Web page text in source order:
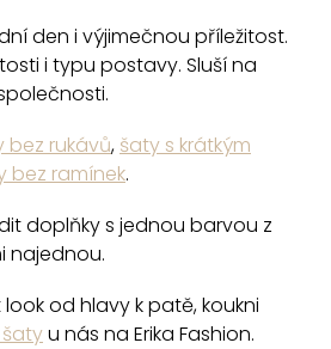
den i výjimečnou příležitost.
i typu postavy. Sluší na
bez rukávů, šaty s krátkým
bez ramínek.
doplňky s jednou barvou z
najednou.
od hlavy k patě, koukni
u nás na Erika Fashion.